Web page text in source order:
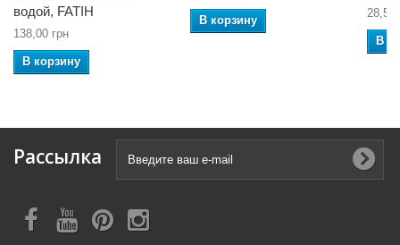
водой, FATIH
138,00 грн
В корзину
В корзину
28,52
В
Рассылка